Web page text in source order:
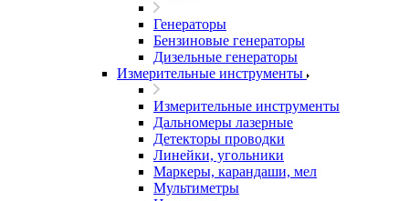
Генераторы
Бензиновые генераторы
Дизельные генераторы
Измерительные инструменты
Измерительные инструменты
Дальномеры лазерные
Детекторы проводки
Линейки, угольники
Маркеры, карандаши, мел
Мультиметры